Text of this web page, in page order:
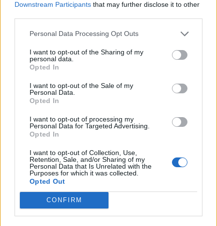
Downstream Participants that may further disclose it to other
Personal Data Processing Opt Outs
I want to opt-out of the Sharing of my
personal data.
Opted In
I want to opt-out of the Sale of my
Personal Data.
Opted In
I want to opt-out of processing my
Personal Data for Targeted Advertising.
Opted In
I want to opt-out of Collection, Use,
Retention, Sale, and/or Sharing of my
Personal Data that Is Unrelated with the
Purposes for which it was collected.
Opted Out
CONFIRM
serbus
lovos: šalia – naujas
Sportas
Butvilas pateko į
„Challenger“ turnyro
pavagia kuro už šimtus